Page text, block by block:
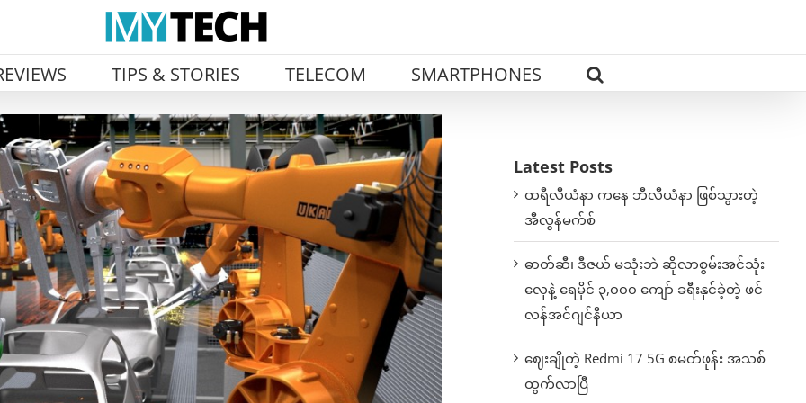
TIPS & STORIES TELECOM SMARTPHONES
Latest Posts
ထရီလီယံနာ ကနေ ဘီလီယံနာ ဖြစ်သွားတဲ့
အီလွန်မက်စ်
ဓာတ်ဆီ၊ ဒီဇယ် မသုံးဘဲ ဆိုလာစွမ်းအင်သုံး
လှေနဲ့ ရေမိုင် ၃,၀၀၀ ကျော် ခရီးနှင်ခဲ့တဲ့ ဖင်
လန်အင်ဂျင်နီယာ
ဈေးချိုတဲ့ Redmi 17 5G စမတ်ဖုန်း အသစ်
ထွက်လာပြီ